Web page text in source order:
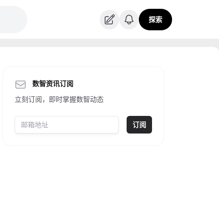
探索
数智资讯订阅
立刻订阅，即时掌握数智动态
订阅